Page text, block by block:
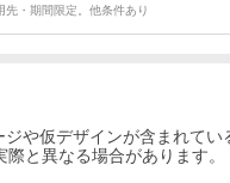
先・期間限定。他条件あり
や仮デザインが含まれてい
と異なる場合があります。